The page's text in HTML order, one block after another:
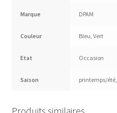
Marque DPAM
Couleur Bleu, Vert
Etat Occasion
Saison printemps/été,